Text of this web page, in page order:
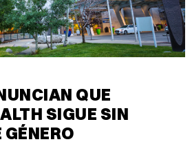
QUE
SIGUE SIN